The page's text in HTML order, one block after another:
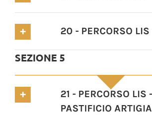
20 - PERCORSO
SEZIONE 5
21 - PERCORSO LIS
PASTIFICIO